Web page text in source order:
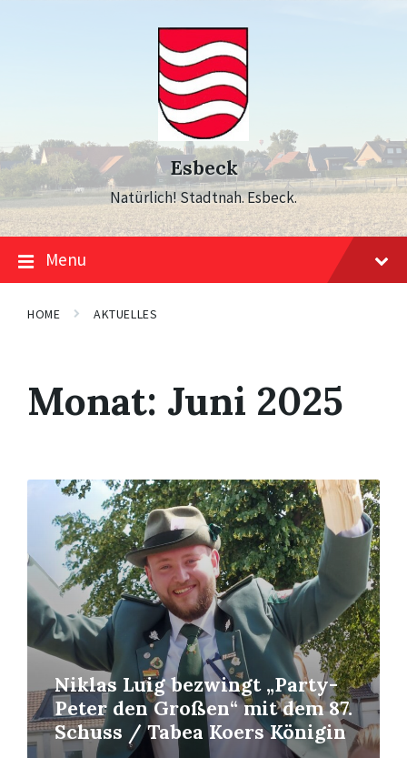
Esbeck
Natürlich! Stadtnah. Esbeck.
Menu
HOME AKTUELLES
Monat: Juni 2025
Niklas Luig bezwingt „Party-
Peter den Großen“ mit dem 87.
Schuss / Tabea Koers Königin
Mehr
erfahren